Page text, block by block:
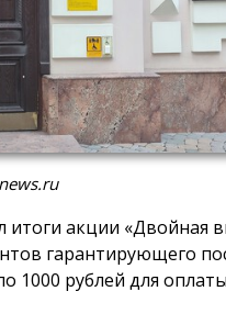
акции «Двойная
гарантирующего
1000 рублей для оплаты